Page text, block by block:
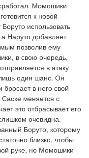
Момошики
к новой
использовать
Наруто добавляет
позволив ему
в свою очередь,
в атаку
один шанс. Он
в него свой
меняется с
это отбрасывает его
очевидна.
Боруто, которому
близко, чтобы
руке, но Момошики